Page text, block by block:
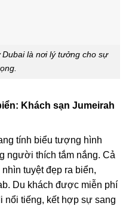
là nơi lý tưởng cho sự
Khách sạn Jumeirah
tính biểu tượng hình
người thích tắm nắng. Cả
tuyệt đẹp ra biển,
Du khách được miễn phí
nổi tiếng, kết hợp sự sang